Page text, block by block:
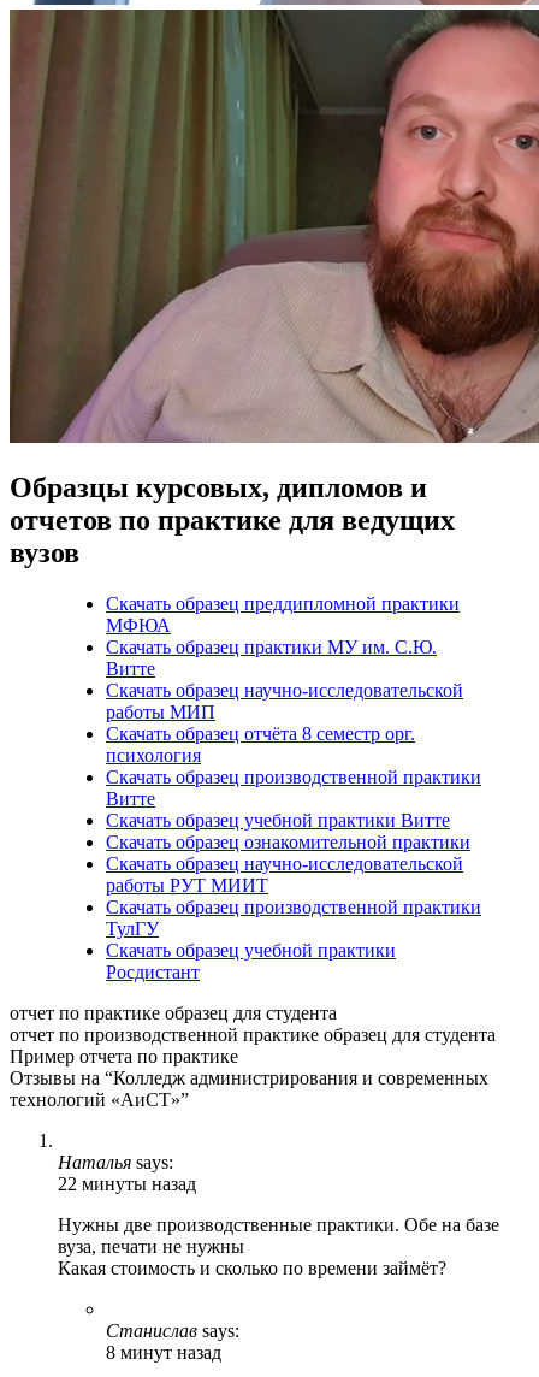
Образцы курсовых, дипломов и
отчетов по практике для ведущих
вузов
Скачать образец преддипломной практики
МФЮА
Скачать образец практики МУ им. С.Ю.
Витте
Скачать образец научно-исследовательской
работы МИП
Скачать образец отчёта 8 семестр орг.
психология
Скачать образец производственной практики
Витте
Скачать образец учебной практики Витте
Скачать образец ознакомительной практики
Скачать образец научно-исследовательской
работы РУТ МИИТ
Скачать образец производственной практики
ТулГУ
Скачать образец учебной практики
Росдистант
отчет по практике образец для студента
отчет по производственной практике образец для студента
Пример отчета по практике
Отзывы на “Колледж администрирования и современных
технологий «АиСТ»”
Наталья says:
22 минуты назад
Нужны две производственные практики. Обе на базе
вуза, печати не нужны
Какая стоимость и сколько по времени займёт?
Станислав says:
8 минут назад